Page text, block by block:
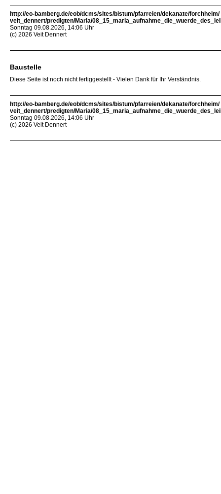
http://eo-bamberg.de/eob/dcms/sites/bistum/pfarreien/dekanate/forchheim/
veit_dennert/predigten/Maria/
Sonntag 09.08.2026, 14:06 Uhr
(c) 2026 Veit Dennert
Baustelle
Diese Seite ist noch nicht fertiggestellt - Vielen Dank für Ihr Verständnis.
http://eo-bamberg.de/eob/dcms/sites/bistum/pfarreien/dekanate/forchheim/
veit_dennert/predigten/Maria/
Sonntag 09.08.2026, 14:06 Uhr
(c) 2026 Veit Dennert